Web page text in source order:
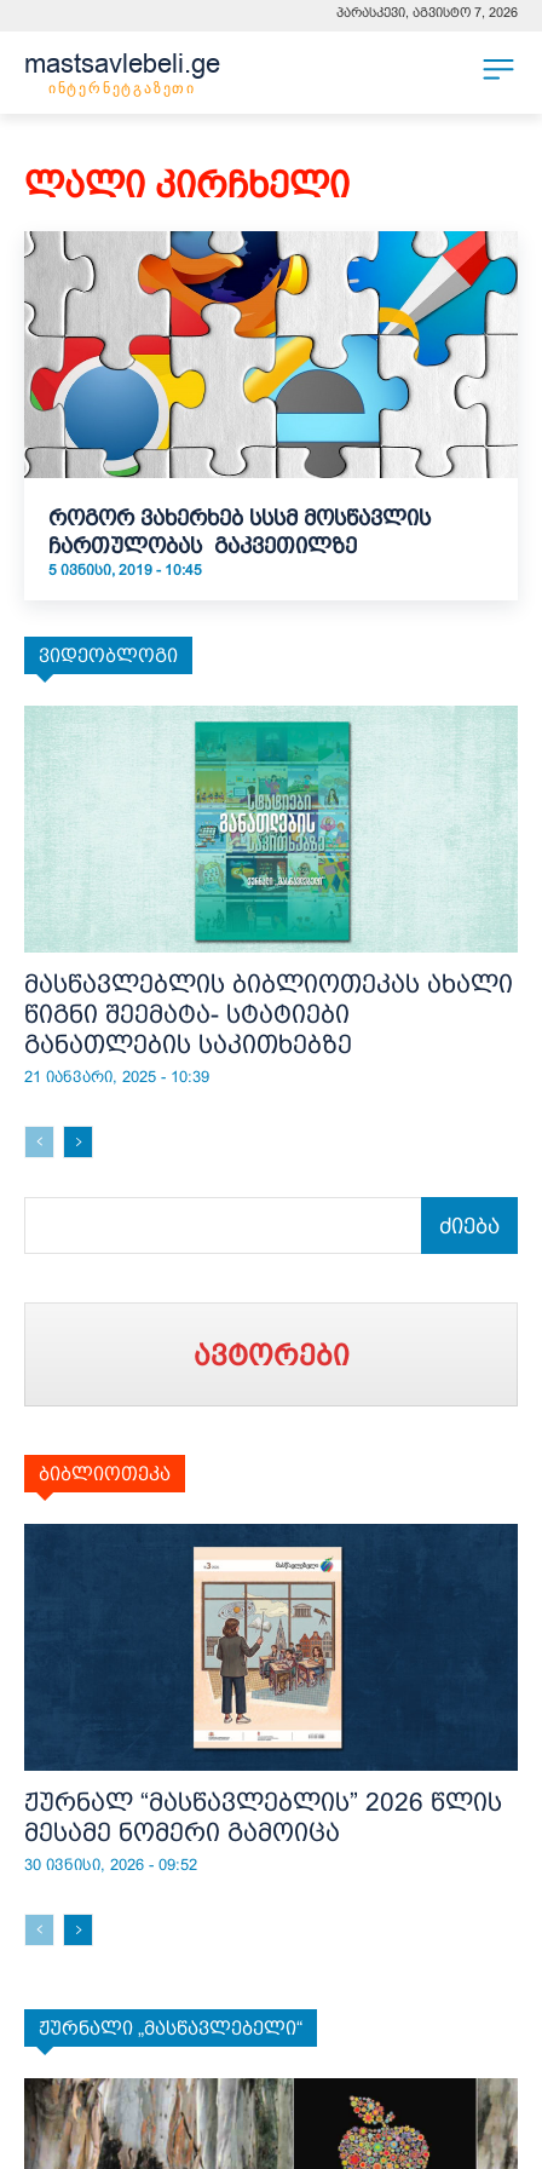
პარასკევი, აგვისტო 7, 2026
mastsavlebeli.ge
ინტერნეტგაზეთი
ლალი კირჩხელი
როგორ ვახერხებ სსსმ მოსწავლის
ჩართულობას გაკვეთილზე
5 ᲘᲕᲜᲘᲡᲘ, 2019 - 10:45
ვიდეობლოგი
მასწავლებლის ბიბლიოთეკას ახალი
წიგნი შეემატა- სტატიები
განათლების საკითხებზე
21 იანვარი, 2025 - 10:39
ძიება
ავტორები
ბიბლიოთეკა
ჟურნალ “მასწავლებლის” 2026 წლის
მესამე ნომერი გამოიცა
30 ივნისი, 2026 - 09:52
ჟურნალი „მასწავლებელი“